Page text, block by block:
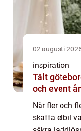
02 augusti 2026
inspiration
Tält göteborg smarta lösningar för
och event
När fler och
skaffa elbil